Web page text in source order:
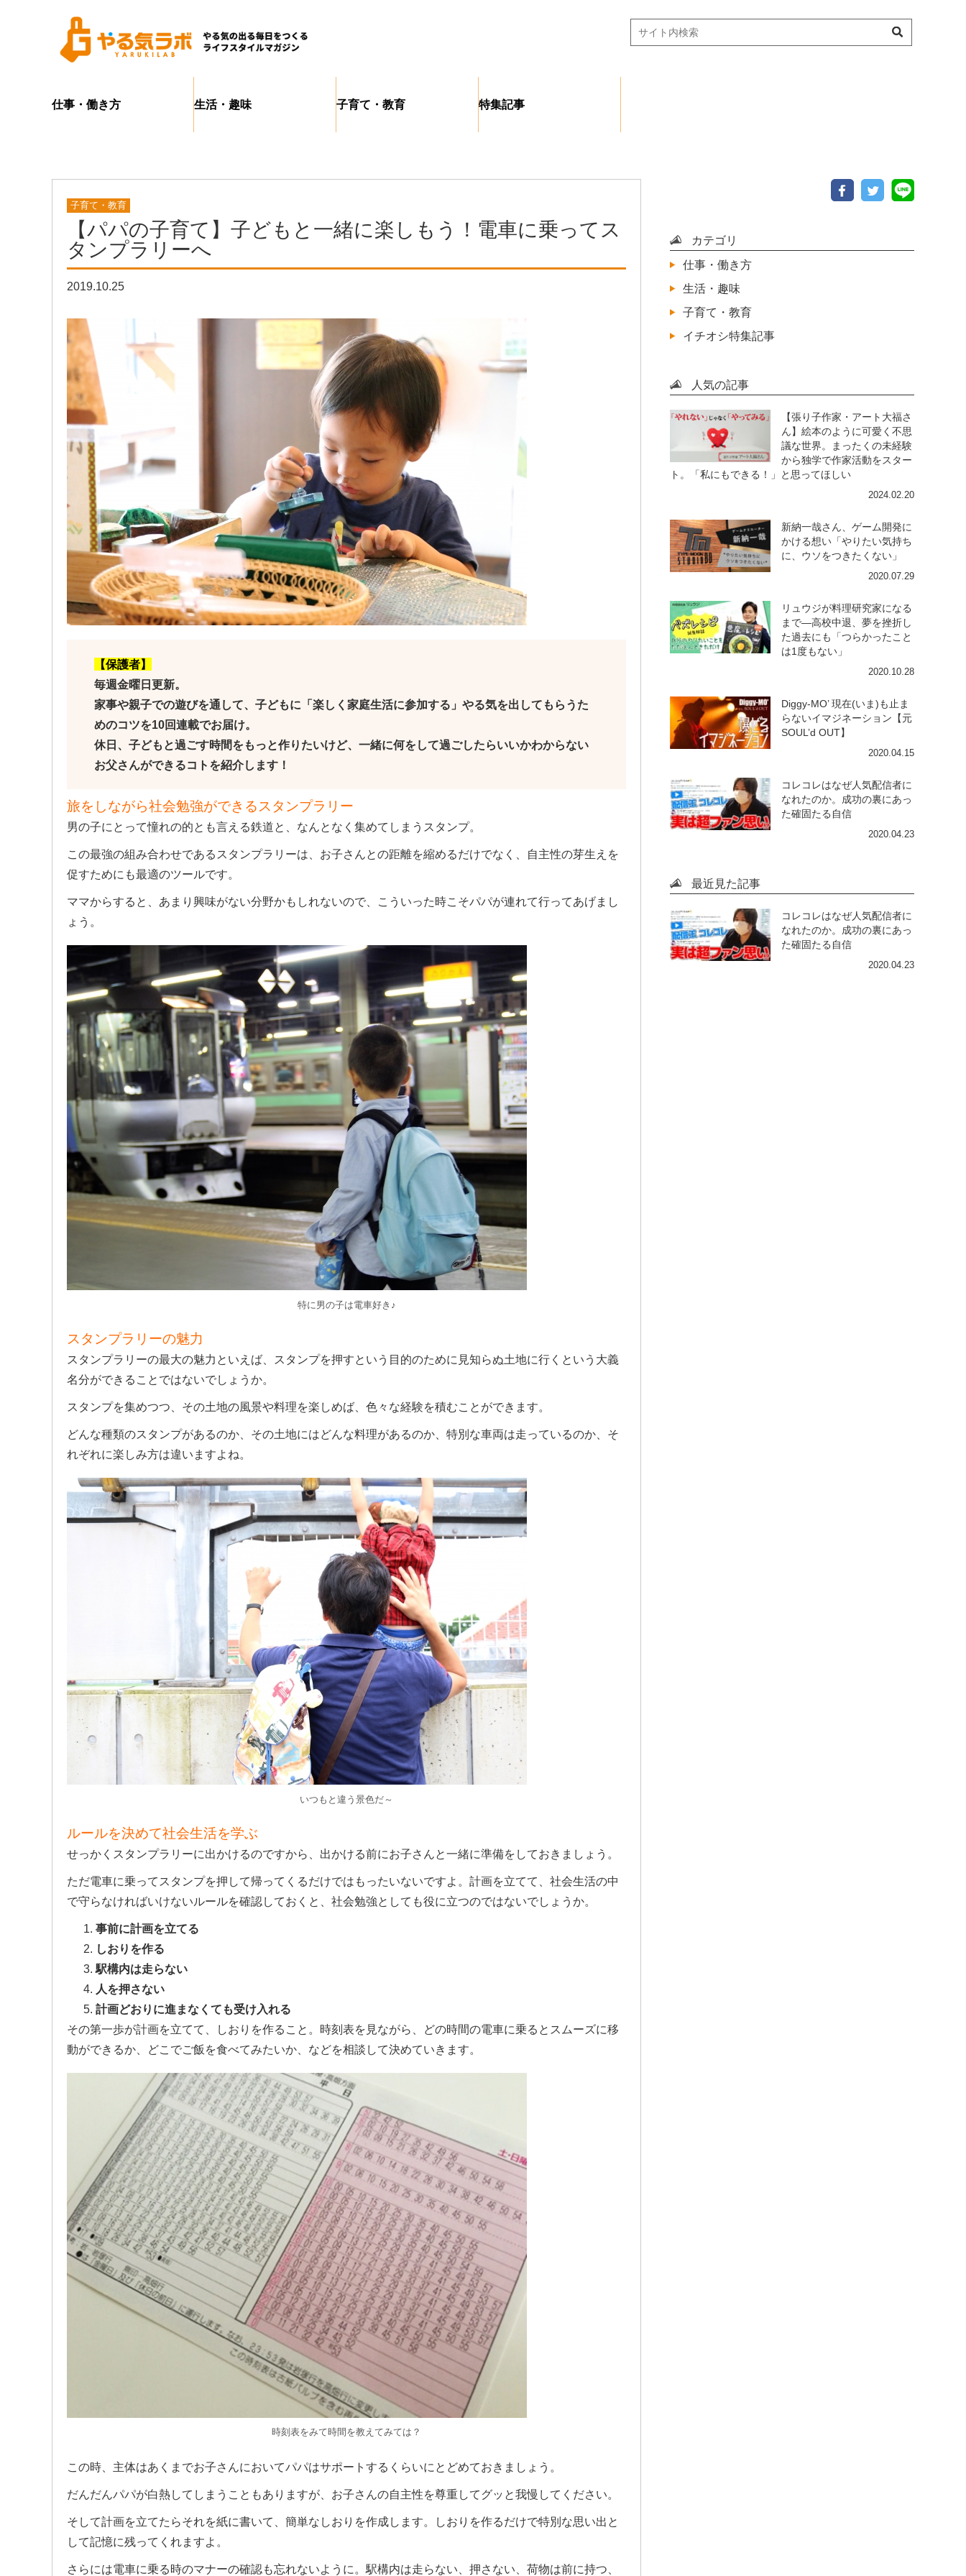
仕事・働き方 生活・趣味 子育て・教育 特集記事
子育て・教育
【パパの子育て】子どもと一緒に楽しもう！電車に乗ってス
タンプラリーへ
2019.10.25
【保護者】
毎週金曜日更新。
家事や親子での遊びを通して、子どもに「楽しく家庭生活に参加する」やる気を出してもらうた
めのコツを10回連載でお届け。
休日、子どもと過ごす時間をもっと作りたいけど、一緒に何をして過ごしたらいいかわからない
お父さんができるコトを紹介します！
旅をしながら社会勉強ができるスタンプラリー
男の子にとって憧れの的とも言える鉄道と、なんとなく集めてしまうスタンプ。
この最強の組み合わせであるスタンプラリーは、お子さんとの距離を縮めるだけでなく、自主性の芽生えを
促すためにも最適のツールです。
ママからすると、あまり興味がない分野かもしれないので、こういった時こそパパが連れて行ってあげまし
ょう。
特に男の子は電車好き♪
スタンプラリーの魅力
スタンプラリーの最大の魅力といえば、スタンプを押すという目的のために見知らぬ土地に行くという大義
名分ができることではないでしょうか。
スタンプを集めつつ、その土地の風景や料理を楽しめば、色々な経験を積むことができます。
どんな種類のスタンプがあるのか、その土地にはどんな料理があるのか、特別な車両は走っているのか、そ
れぞれに楽しみ方は違いますよね。
いつもと違う景色だ～
ルールを決めて社会生活を学ぶ
せっかくスタンプラリーに出かけるのですから、出かける前にお子さんと一緒に準備をしておきましょう。
ただ電車に乗ってスタンプを押して帰ってくるだけではもったいないですよ。計画を立てて、社会生活の中
で守らなければいけないルールを確認しておくと、社会勉強としても役に立つのではないでしょうか。
事前に計画を立てる
しおりを作る
駅構内は走らない
人を押さない
計画どおりに進まなくても受け入れる
その第一歩が計画を立てて、しおりを作ること。時刻表を見ながら、どの時間の電車に乗るとスムーズに移
動ができるか、どこでご飯を食べてみたいか、などを相談して決めていきます。
時刻表をみて時間を教えてみては？
この時、主体はあくまでお子さんにおいてパパはサポートするくらいにとどめておきましょう。
だんだんパパが白熱してしまうこともありますが、お子さんの自主性を尊重してグッと我慢してください。
そして計画を立てたらそれを紙に書いて、簡単なしおりを作成します。しおりを作るだけで特別な思い出と
して記憶に残ってくれますよ。
さらには電車に乗る時のマナーの確認も忘れないように。駅構内は走らない、押さない、荷物は前に持つ、
カテゴリ
仕事・働き方
生活・趣味
子育て・教育
イチオシ特集記事
人気の記事
【張り子作家・アート大福さ
ん】絵本のように可愛く不思
議な世界。まったくの未経験
から独学で作家活動をスター
ト。「私にもできる！」と思ってほしい
2024.02.20
新納一哉さん、ゲーム開発に
かける想い「やりたい気持ち
に、ウソをつきたくない」
2020.07.29
リュウジが料理研究家になる
まで―高校中退、夢を挫折し
た過去にも「つらかったこと
は1度もない」
2020.10.28
Diggy-MO’ 現在(いま)も止ま
らないイマジネーション【元
SOUL’d OUT】
2020.04.15
コレコレはなぜ人気配信者に
なれたのか。成功の裏にあっ
た確固たる自信
2020.04.23
最近見た記事
コレコレはなぜ人気配信者に
なれたのか。成功の裏にあっ
た確固たる自信
2020.04.23